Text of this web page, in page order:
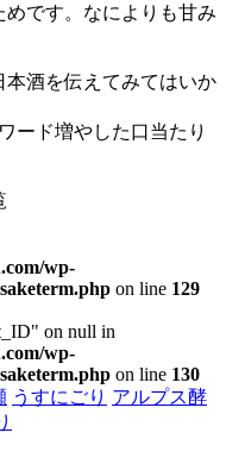
です。なによりも甘み
酒を伝えてみてはいか
ード増やした口当たり
wp-
on line 129
on null in
wp-
on line 130
うすにごり アルプス酵